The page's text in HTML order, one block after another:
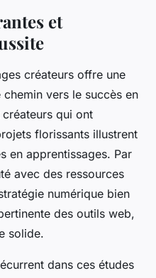
et
créateurs offre une
vers le succès en
qui ont
florissants illustrent
en apprentissages. Par
avec des ressources
numérique bien
des outils web,
solide.
dans ces études